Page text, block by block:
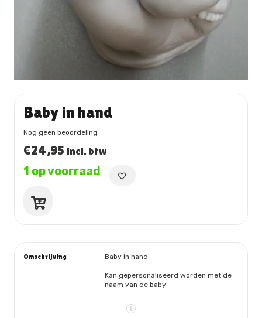
Baby in hand
Nog geen beoordeling
€24,95 incl. btw
1 op voorraad
Baby
Omschrijving Baby in hand
Kan gepersonaliseerd worden met de
naam van de baby